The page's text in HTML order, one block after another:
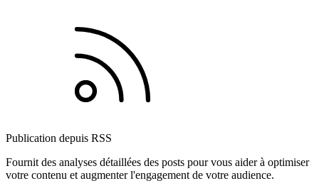
Publication depuis RSS
Fournit des analyses détaillées des posts pour vous aider à optimiser
votre contenu et augmenter l'engagement de votre audience.